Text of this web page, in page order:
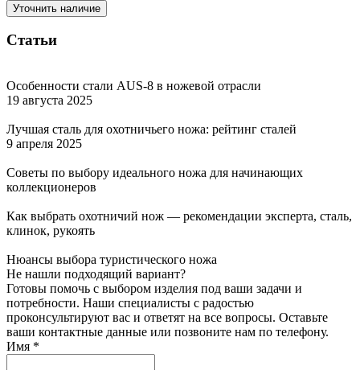
Уточнить наличие
Статьи
Особенности стали AUS-8 в ножевой отрасли
19 августа 2025
Лучшая сталь для охотничьего ножа: рейтинг сталей
9 апреля 2025
Советы по выбору идеального ножа для начинающих
коллекционеров
Как выбрать охотничий нож — рекомендации эксперта, сталь,
клинок, рукоять
Нюансы выбора туристического ножа
Не нашли подходящий вариант?
Готовы помочь с выбором изделия под ваши задачи и
потребности. Наши специалисты с радостью
проконсультируют вас и ответят на все вопросы. Оставьте
ваши контактные данные или позвоните нам по телефону.
Имя *